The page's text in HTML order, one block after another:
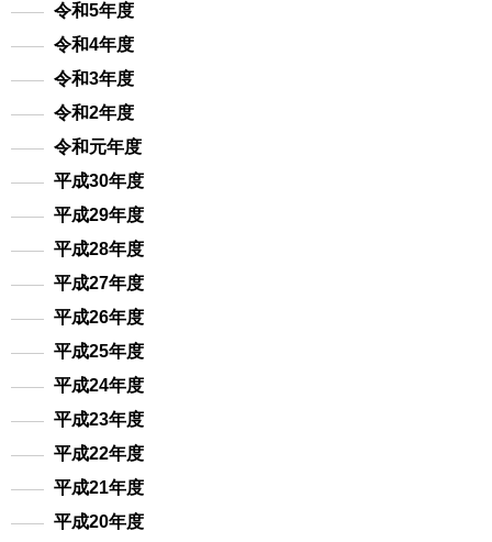
令和5年度
令和4年度
令和3年度
令和2年度
令和元年度
平成30年度
平成29年度
平成28年度
平成27年度
平成26年度
平成25年度
平成24年度
平成23年度
平成22年度
平成21年度
平成20年度